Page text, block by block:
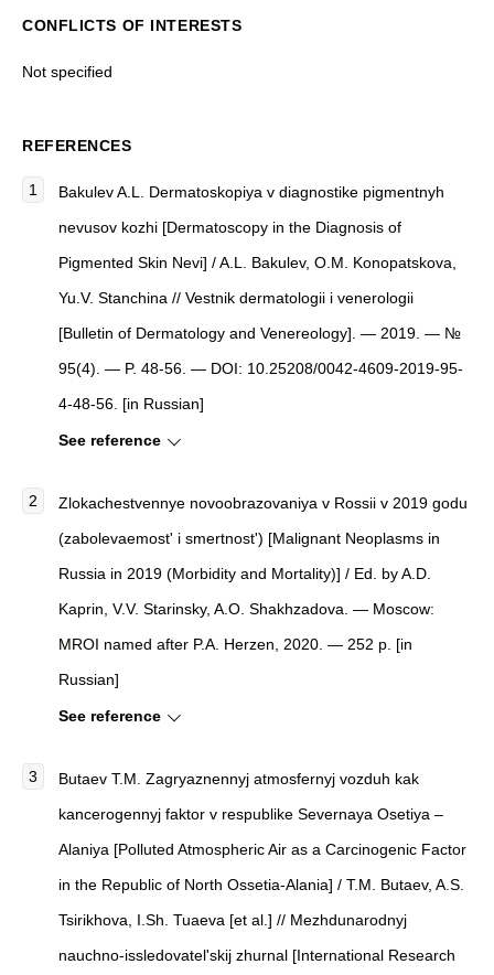
CONFLICTS OF INTERESTS
Not specified
REFERENCES
Bakulev A.L. Dermatoskopiya v diagnostike pigmentnyh
nevusov kozhi [Dermatoscopy in the Diagnosis of
Pigmented Skin Nevi] / A.L. Bakulev, O.M. Konopatskova,
Yu.V. Stanchina // Vestnik dermatologii i venerologii
[Bulletin of Dermatology and Venereology]. — 2019. — №
95(4). — P. 48-56. — DOI: 10.25208/0042-4609-2019-95-
4-48-56. [in Russian]
See reference
Zlokachestvennye novoobrazovaniya v Rossii v 2019 godu
(zabolevaemost' i smertnost') [Malignant Neoplasms in
Russia in 2019 (Morbidity and Mortality)] / Ed. by A.D.
Kaprin, V.V. Starinsky, A.O. Shakhzadova. — Moscow:
MROI named after P.A. Herzen, 2020. — 252 p. [in
Russian]
See reference
Butaev T.M. Zagryaznennyj atmosfernyj vozduh kak
kancerogennyj faktor v respublike Severnaya Osetiya –
Alaniya [Polluted Atmospheric Air as a Carcinogenic Factor
in the Republic of North Ossetia-Alania] / T.M. Butaev, A.S.
Tsirikhova, I.Sh. Tuaeva [et al.] // Mezhdunarodnyj
nauchno-issledovatel'skij zhurnal [International Research